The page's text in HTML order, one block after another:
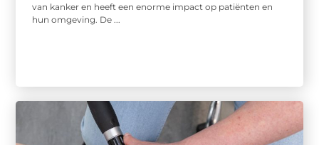
van kanker en heeft een enorme impact op patiënten en
hun omgeving. De ...